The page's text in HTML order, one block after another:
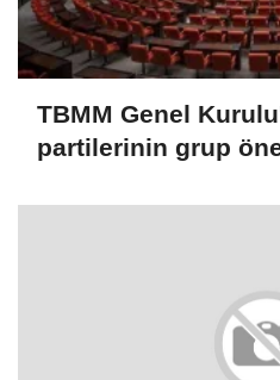
TBMM Genel
partilerinin grup